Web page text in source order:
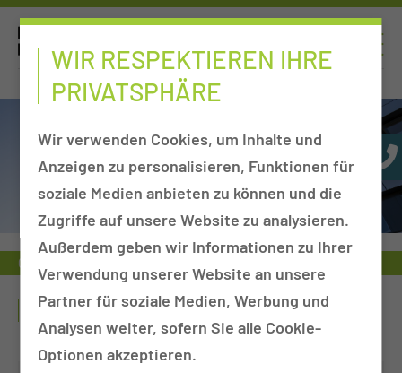
Operative Leistung
ANSPRECHPARTNERIN
WIR RESPEKTIEREN IHRE
PRIVATSPHÄRE
Wir verwenden Cookies, um Inhalte und
Anzeigen zu personalisieren, Funktionen für
soziale Medien anbieten zu können und die
Zugriffe auf unsere Website zu analysieren.
Außerdem geben wir Informationen zu Ihrer
Verwendung unserer Website an unsere
Partner für soziale Medien, Werbung und
Analysen weiter, sofern Sie alle Cookie-
Optionen akzeptieren.